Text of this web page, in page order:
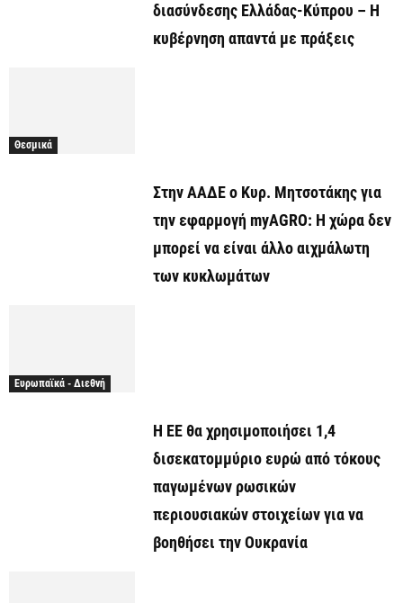
διασύνδεσης Ελλάδας-Κύπρου – Η
κυβέρνηση απαντά με πράξεις
Θεσμικά
Στην ΑΑΔΕ ο Κυρ. Μητσοτάκης για
την εφαρμογή myAGRO: Η χώρα δεν
μπορεί να είναι άλλο αιχμάλωτη
των κυκλωμάτων
Ευρωπαϊκά - Διεθνή
Η ΕΕ θα χρησιμοποιήσει 1,4
δισεκατομμύριο ευρώ από τόκους
παγωμένων ρωσικών
περιουσιακών στοιχείων για να
βοηθήσει την Ουκρανία